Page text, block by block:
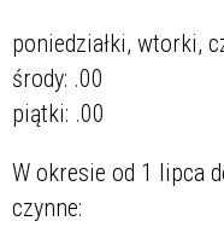
poniedziałki, wtorki,
środy: .00
piątki: .00
W okresie od 1 lipca
czynne: